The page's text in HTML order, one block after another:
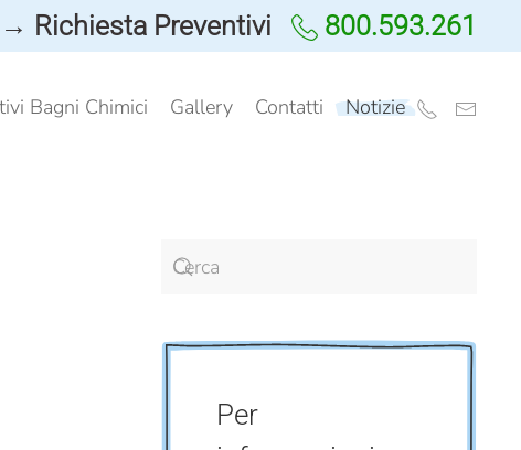
→ Richiesta Preventivi 800.593.261
Bagni Chimici Gallery Contatti Notizie
Per